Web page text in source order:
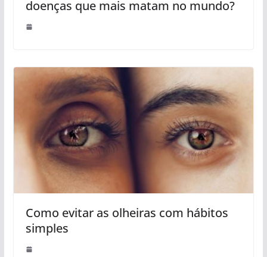
doenças que mais matam no mundo?
Como evitar as olheiras com hábitos
simples